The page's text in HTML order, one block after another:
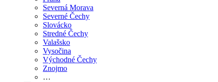
Severná Morava
Severné Čechy
Slovácko
Stredné Čechy
Valašsko
Vysočina
Východné Čechy
Znojmo
…